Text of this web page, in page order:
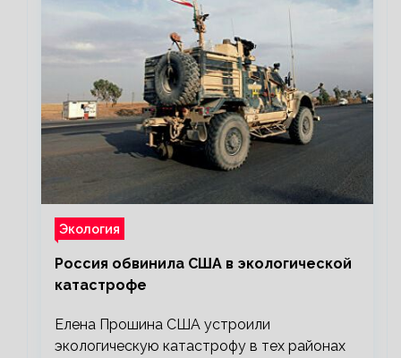
Экология
Россия обвинила США в экологической
катастрофе
Елена Прошина США устроили
экологическую катастрофу в тех районах